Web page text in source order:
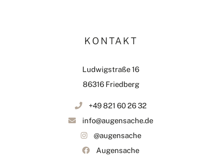
KONTAKT
Ludwigstraße 16
86316 Friedberg
+49 821 60 26 32
info@augensache.de
@augensache
Augensache